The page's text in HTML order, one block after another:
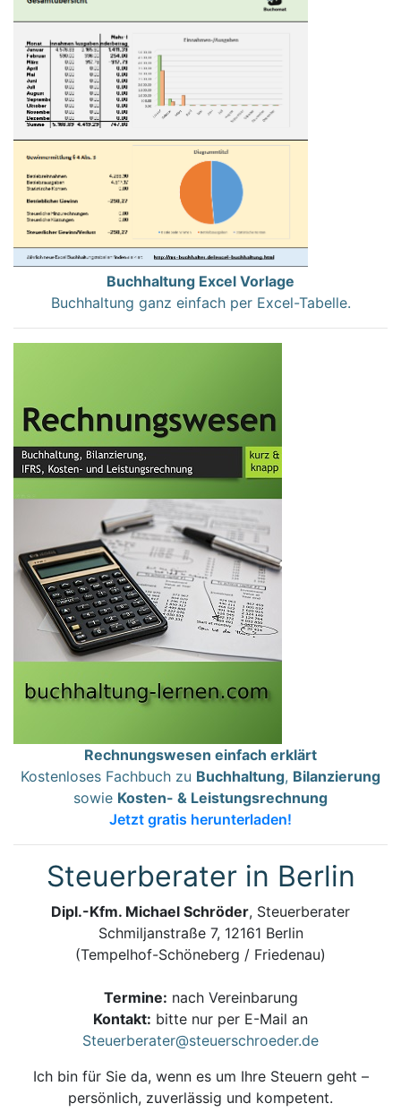
Buchhaltung Excel Vorlage
Buchhaltung ganz einfach per Excel-Tabelle.
Rechnungswesen einfach erklärt
Kostenloses Fachbuch zu Buchhaltung, Bilanzierung
sowie Kosten- & Leistungsrechnung
Jetzt gratis herunterladen!
Steuerberater in Berlin
Dipl.-Kfm. Michael Schröder, Steuerberater
Schmiljanstraße 7, 12161 Berlin
(Tempelhof-Schöneberg / Friedenau)
Termine: nach Vereinbarung
Kontakt: bitte nur per E-Mail an
Steuerberater@steuerschroeder.de
Ich bin für Sie da, wenn es um Ihre Steuern geht –
persönlich, zuverlässig und kompetent.